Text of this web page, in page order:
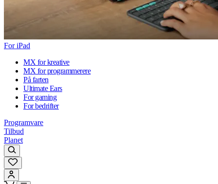
For iPad
MX for kreative
MX for programmerere
På farten
Ultimate Ears
For gaming
For bedrifter
Programvare
Tilbud
Planet